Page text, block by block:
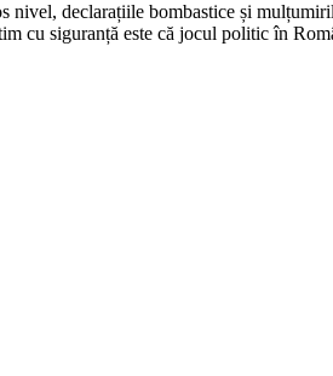
nivel, declarațiile bombastice și
cu siguranță este că jocul politic în